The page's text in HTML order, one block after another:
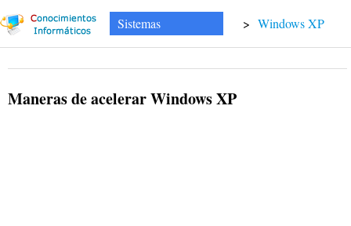
Sistemas > Windows XP
Maneras de acelerar Windows XP